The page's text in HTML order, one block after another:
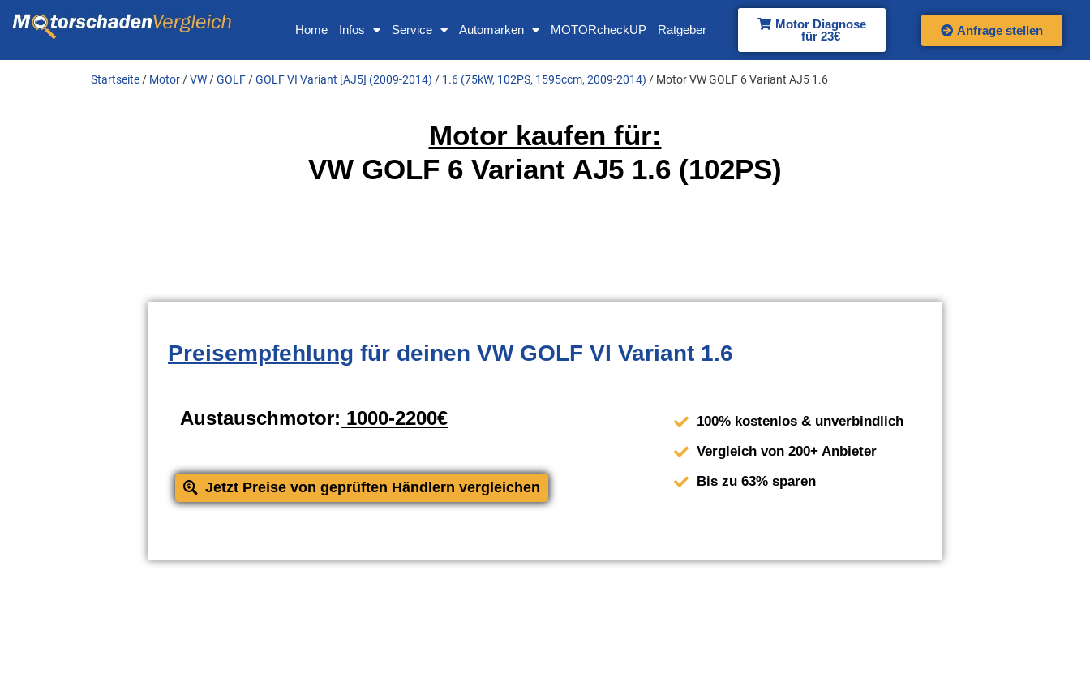
Home Infos Service Automarken MOTORcheckUP Ratgeber
Motor Diagnose
für 23€
Anfrage stellen
Startseite / Motor /VW /GOLF /GOLF VI Variant [AJ5] (2009-2014) / 1.6 (75kW, 102PS, 1595ccm, 2009-2014) / Motor VW GOLF 6 Variant AJ5 1.6
Motor kaufen für:
VW GOLF 6 Variant AJ5 1.6 (102PS)
Preisempfehlung für deinen VW GOLF VI Variant 1.6
Austauschmotor: 1000-2200€
Jetzt Preise von geprüften Händlern vergleichen
100% kostenlos & unverbindlich
Vergleich von 200+ Anbieter
Bis zu 63% sparen